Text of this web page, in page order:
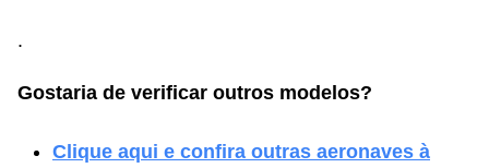
.
Gostaria de verificar outros modelos?
Clique aqui e confira outras aeronaves à